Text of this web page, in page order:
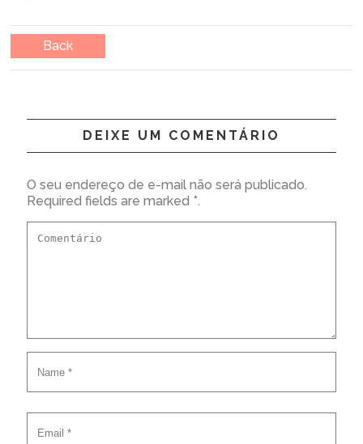
Back
DEIXE UM COMENTÁRIO
O seu endereço de e-mail não será publicado.
Required fields are marked *.